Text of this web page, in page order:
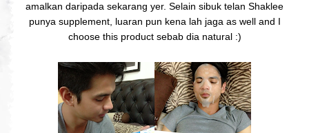
amalkan daripada sekarang yer. Selain sibuk telan Shaklee
punya supplement, luaran pun kena lah jaga as well and I
choose this product sebab dia natural :)